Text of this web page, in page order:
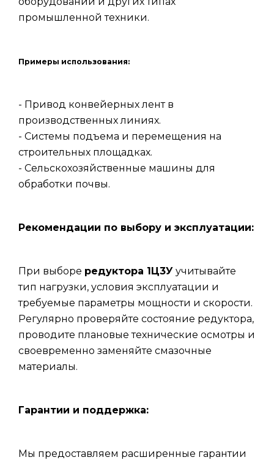
промышленной техники.
Примеры использования:
- Привод конвейерных лент в
производственных линиях.
- Системы подъема и перемещения на
строительных площадках.
- Сельскохозяйственные машины для
обработки почвы.
Рекомендации по выбору и эксплуатации:
При выборе редуктора 1Ц3У учитывайте
тип нагрузки, условия эксплуатации и
требуемые параметры мощности и скорости.
Регулярно проверяйте состояние редуктора,
проводите плановые технические осмотры и
своевременно заменяйте смазочные
материалы.
Гарантии и поддержка:
Мы предоставляем расширенные гарантии